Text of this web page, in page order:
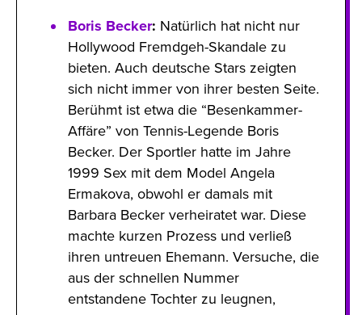
Boris Becker: Natürlich hat nicht nur
Hollywood Fremdgeh-Skandale zu
bieten. Auch deutsche Stars zeigten
sich nicht immer von ihrer besten Seite.
Berühmt ist etwa die “Besenkammer-
Affäre” von Tennis-Legende Boris
Becker. Der Sportler hatte im Jahre
1999 Sex mit dem Model Angela
Ermakova, obwohl er damals mit
Barbara Becker verheiratet war. Diese
machte kurzen Prozess und verließ
ihren untreuen Ehemann. Versuche, die
aus der schnellen Nummer
entstandene Tochter zu leugnen,